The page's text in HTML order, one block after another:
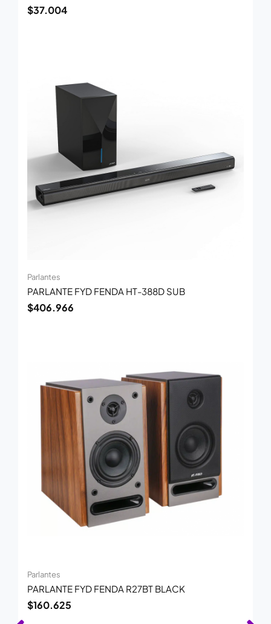
$37.004
Parlantes
PARLANTE FYD FENDA HT-388D SUB
$406.966
Parlantes
PARLANTE FYD FENDA R27BT BLACK
$160.625